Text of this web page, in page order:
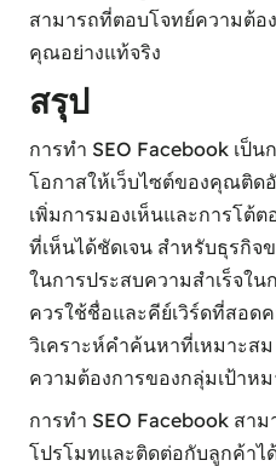
สามารถที่ตอบโจทย์ความต้อ
คุณอย่างแท้จริง
สรุป
การทำ SEO Facebook เป็
โอกาสให้เว็บไซต์ของคุณติด
เพิ่มการมองเห็นและการโต้
ที่เห็นได้ชัดเจน สำหรับธุรกิจ
ในการประสบความสำเร็จใ
ควรใช้ชื่อและคีย์เวิร์ดที่สอด
วิเคราะห์คำค้นหาที่เหมาะส
ความต้องการของกลุ่มเป้าห
การทำ SEO Facebook สา
โปรโมทและติดต่อกับลูกค้าไ